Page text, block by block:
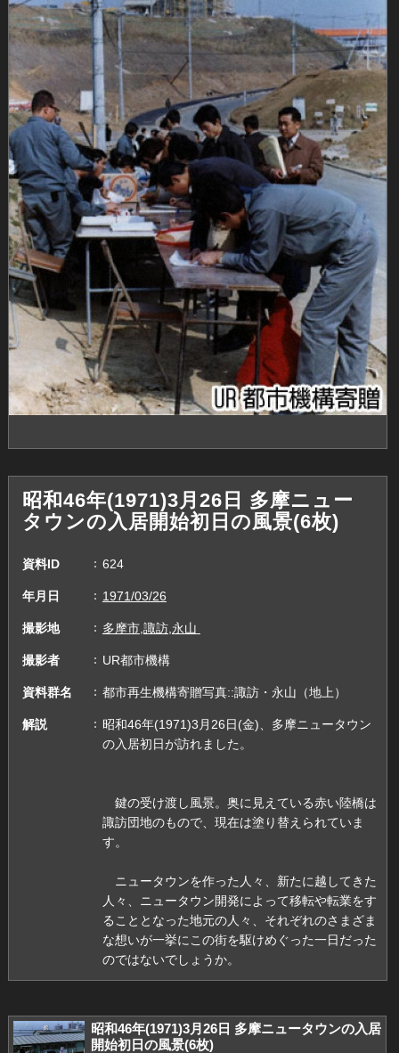
昭和46年(1971)3月26日 多摩ニュー
タウンの入居開始初日の風景(6枚)
資料ID 624
年月日 1971/03/26
撮影地 多摩市,諏訪,永山
撮影者 UR都市機構
資料群名 都市再生機構寄贈写真::諏訪・永山（地上）
解説
昭和46年(1971)3月26日(金)、多摩ニュータウン
の入居初日が訪れました。
鍵の受け渡し風景。奥に見えている赤い陸橋は
諏訪団地のもので、現在は塗り替えられていま
す。
ニュータウンを作った人々、新たに越してきた
人々、ニュータウン開発によって移転や転業をす
ることとなった地元の人々、それぞれのさまざま
な想いが一挙にこの街を駆けめぐった一日だった
のではないでしょうか。
昭和46年(1971)3月26日 多摩ニュータウンの入居
開始初日の風景(6枚)